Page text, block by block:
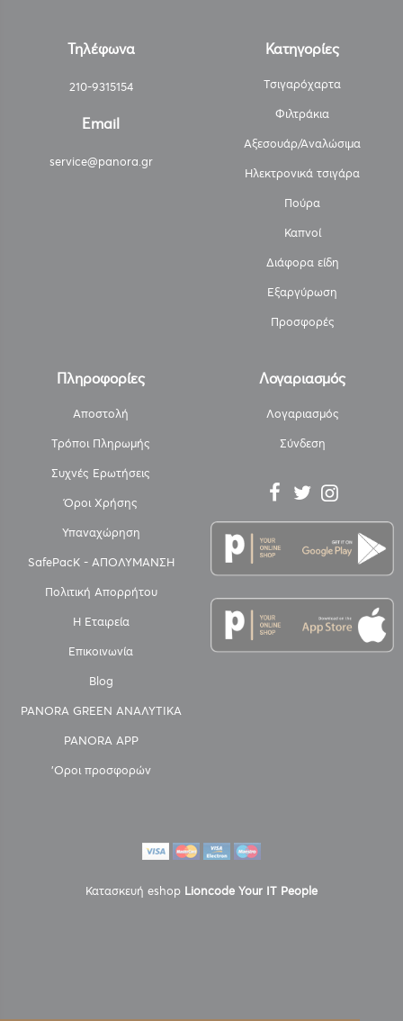
Τηλέφωνα
210-9315154
Email
service@panora.gr
Κατηγορίες
Τσιγαρόχαρτα
Φιλτράκια
Αξεσουάρ/Αναλώσιμα
Ηλεκτρονικά τσιγάρα
Πούρα
Καπνοί
Διάφορα είδη
Εξαργύρωση
Προσφορές
Πληροφορίες
Αποστολή
Τρόποι Πληρωμής
Συχνές Ερωτήσεις
Όροι Χρήσης
Υπαναχώρηση
SafePacK - ΑΠΟΛΥΜΑΝΣΗ
Πολιτική Απορρήτου
Η Εταιρεία
Επικοινωνία
Blog
PANORA GREEN ΑΝΑΛΥΤΙΚΑ
PANORA APP
'Οροι προσφορών
Λογαριασμός
Λογαριασμός
Σύνδεση
Κατασκευή eshop Lioncode Your IT People